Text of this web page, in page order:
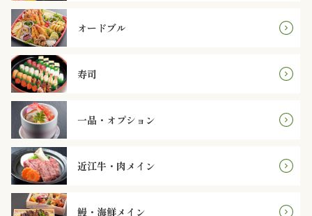
1,999
円
2,000
～
2,999
円
3,000
オードブル
寿司
一品・オプション
近江牛・肉メイン
鰻・海鮮メイン